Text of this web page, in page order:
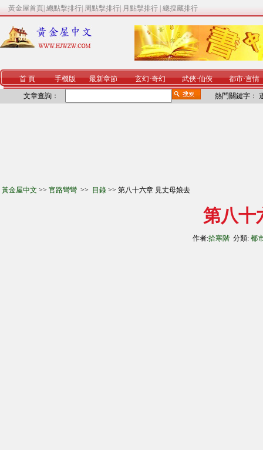
黃金屋首頁 總點擊排行 周點擊排行 月點擊排行 總搜藏排行
首 頁 手機版 最新章節 玄幻·奇幻 武俠·仙俠 都市·言情
文章查詢： 熱門關鍵字：
黃金屋中文 >> 官路彎彎 >> 目錄 >> 第八十六章 見丈母娘去
第八十
作者:拾寒階 分類: 都